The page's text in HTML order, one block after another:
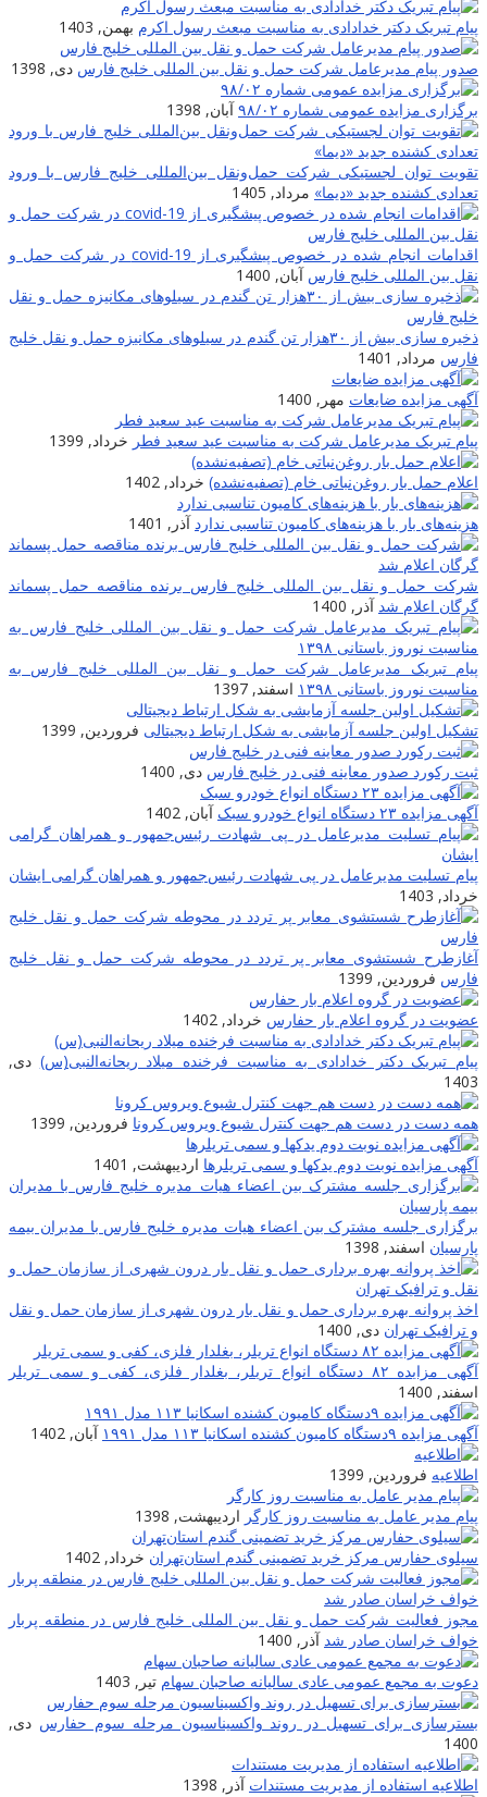
پیام تبریک دکتر خدادادی به مناسبت مبعث رسول اکرم بهمن, 1403
صدور پیام مدیرعامل شرکت حمل و نقل بین المللی خلیج فارس دی, 1398
برگزاری مزایده عمومی شماره ۹۸/۰۲
آبان, 1398
تقویت توان لجستیکی شرکت حمل‌ونقل بین‌المللی خلیج فارس با ورود
تعدادی کشنده جدید «دیما» مرداد, 1405
اقدامات انجام شده در خصوص پیشگیری از covid-19 در شرکت حمل و
نقل بین المللی خلیج فارس آبان, 1400
ذخیره سازی بیش از ۳۰هزار تن گندم در سیلوهای مکانیزه حمل و نقل خلیج
فارس مرداد, 1401
آگهی مزایده ضایعات مهر, 1400
پیام تبریک مدیرعامل شرکت به مناسبت عید سعید فطر خرداد, 1399
اعلام حمل بار روغن‌نباتی خام (تصفیه‌نشده) خرداد, 1402
هزینه‌های بار با هزینه‌های کامیون تناسبی ندارد آذر, 1401
شرکت حمل و نقل بین المللی خلیج فارس برنده مناقصه حمل پسماند
گرگان اعلام شد آذر, 1400
پیام تبریک مدیرعامل شرکت حمل و نقل بین المللی خلیج فارس به
مناسبت نوروز باستانی ۱۳۹۸
اسفند, 1397
تشکیل اولین جلسه آزمایشی به شکل ارتباط دیجیتالی فروردین, 1399
ثبت رکورد صدور معاینه فنی در خلیج فارس دی, 1400
آگهی مزایده ۲۳ دستگاه انواع خودرو سبک
آبان, 1402
پیام تسلیت مدیرعامل در پی شهادت‌ رئیس‌جمهور و همراهان گرامی ایشان
خرداد, 1403
آغازطرح شستشوی معابر پر تردد در محوطه شرکت حمل و نقل خلیج
فارس فروردین, 1399
عضویت در گروه اعلام بار حفارس خرداد, 1402
پیام تبریک دکتر خدادادی به مناسبت فرخنده میلاد ریحانه‌النبی(س) دی,
1403
همه دست در دست هم جهت کنترل شیوع ویروس کرونا فروردین, 1399
آگهی مزایده نوبت دوم یدکها و سمی تریلرها اردیبهشت, 1401
برگزاری جلسه مشترک بین اعضاء هیات مدیره خلیج فارس با مدیران بیمه
پارسیان اسفند, 1398
اخذ پروانه بهره برداری حمل و نقل بار درون شهری از سازمان حمل و نقل
و ترافیک تهران دی, 1400
آگهی مزایده ۸۲ دستگاه انواع تریلر، بغلدار فلزی، کفی و سمی تریلر
اسفند, 1400
آگهی مزایده ۹دستگاه کامیون کشنده اسکانیا ۱۱۳ مدل ۱۹۹۱
آبان, 1402
اطلاعیه فروردین, 1399
پیام مدیر عامل به مناسبت روز کارگر اردیبهشت, 1398
سیلوی حفارس مرکز خرید تضمینی گندم استان‌تهران خرداد, 1402
مجوز فعالیت شرکت حمل و نقل بین المللی خلیج فارس در منطقه پربار
خواف خراسان صادر شد آذر, 1400
دعوت به مجمع عمومی عادی سالیانه صاحبان سهام تیر, 1403
بسترسازی برای تسهیل در روند واکسیناسیون مرحله سوم حفارس دی,
1400
اطلاعیه استفاده از مدیریت مستندات آذر, 1398